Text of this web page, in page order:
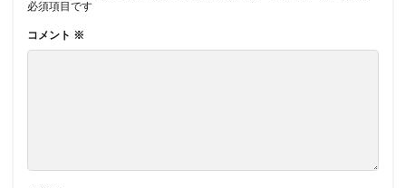
必須項目です
コメント ※